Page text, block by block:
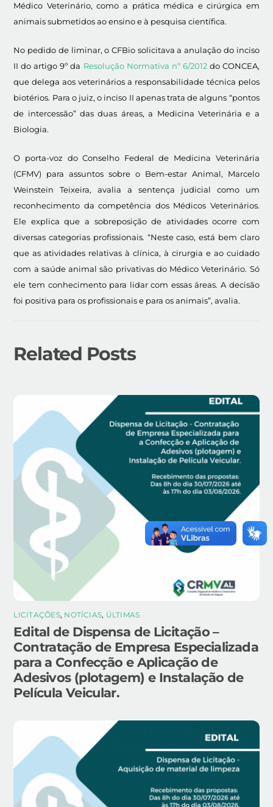
Médico Veterinário, como a prática médica e cirúrgica em
animais submetidos ao ensino e à pesquisa científica.
No pedido de liminar, o CFBio solicitava a anulação do inciso
II do artigo 9º da Resolução Normativa nº 6/2012do CONCEA,
que delega aos veterinários a responsabilidade técnica pelos
biotérios. Para o juiz, o inciso II apenas trata de alguns “pontos
de intercessão” das duas áreas, a Medicina Veterinária e a
Biologia.
O porta-voz do Conselho Federal de Medicina Veterinária
(CFMV) para assuntos sobre o Bem-estar Animal, Marcelo
Weinstein Teixeira, avalia a sentença judicial como um
reconhecimento da competência dos Médicos Veterinários.
Ele explica que a sobreposição de atividades ocorre com
diversas categorias profissionais. “Neste caso, está bem claro
que as atividades relativas à clínica, à cirurgia e ao cuidado
com a saúde animal são privativas do Médico Veterinário. Só
ele tem conhecimento para lidar com essas áreas. A decisão
foi positiva para os profissionais e para os animais”, avalia.
Related Posts
LICITAÇÕES, NOTÍCIAS, ÚLTIMAS
Edital de Dispensa de Licitação –
Contratação de Empresa Especializada
para a Confecção e Aplicação de
Adesivos (plotagem) e Instalação de
Película Veicular.